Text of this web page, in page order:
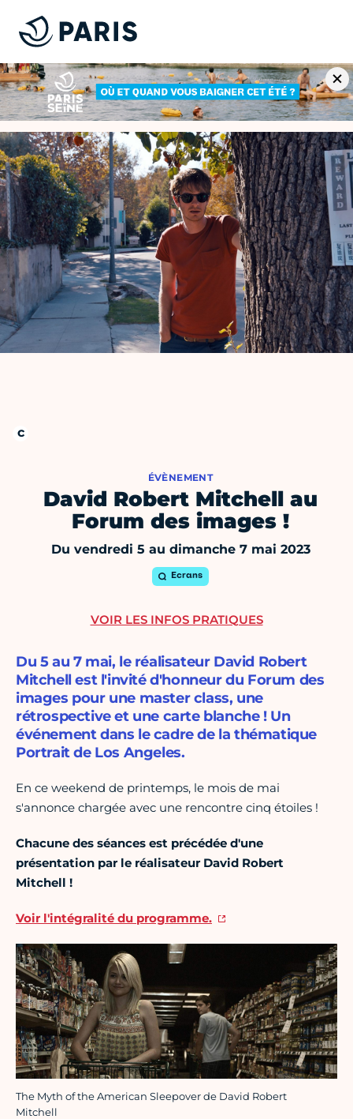
ÉVÈNEMENT
David Robert Mitchell au
Forum des images !
Du vendredi 5 au dimanche 7 mai 2023
Ecrans
Du 5 au 7 mai, le réalisateur David Robert
Mitchell est l'invité d'honneur du Forum des
images pour une master class, une
rétrospective et une carte blanche ! Un
événement dans le cadre de la thématique
Portrait de Los Angeles.
En ce weekend de printemps, le mois de mai
s'annonce chargée avec une rencontre cinq étoiles !
Chacune des séances est précédée d'une
présentation par le réalisateur David Robert
Mitchell !
Voir l'intégralité du programme.
The Myth of the American Sleepover de David Robert
Mitchell
VOIR LES INFOS PRATIQUES